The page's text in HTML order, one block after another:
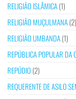
RELIGIÃO ISLÂMICA(1)
RELIGIÃO MUÇULMANA(2)
RELIGIÃO UMBANDA(1)
REPÚBLICA POPULAR DA
REPÚDIO (2)
REQUERENTE DE ASILO